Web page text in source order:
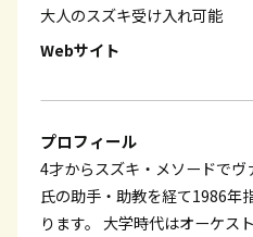
大人のスズキ受け入れ可能
Webサイト
プロフィール
4才からスズキ・メソードで
氏の助手・助教を経て1986年
ります。 大学時代はオーケス